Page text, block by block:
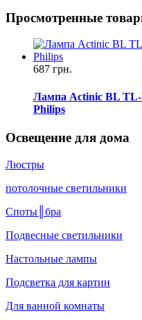
Просмотренные
687 грн.
Лампа Actinic BL TL-
Philips
Освещение для дома
Люстры
потолочные светильники
Споты║бра
Подвесные светильники
Настольные лампы
Подсветка для картин
Для ванной комнаты